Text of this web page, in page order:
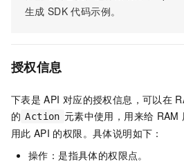
生成 SDK 代码示例。
授权信息
下表是 API 对应的授权信息，可以在
的 Action 元素中使用，用来给 RAM
用此 API 的权限。具体说明如下：
操作：是指具体的权限点。